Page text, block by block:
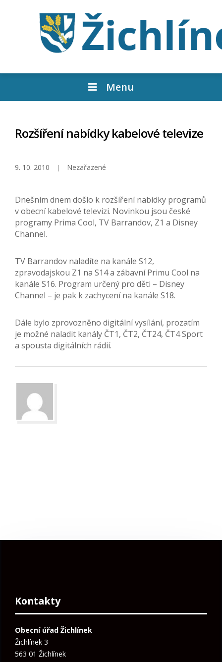
Menu
Rozšíření nabídky kabelové televize
9. 10. 2010 Nezařazené
Dnešním dnem došlo k rozšíření nabídky programů
v obecní kabelové televizi. Novinkou jsou české
programy Prima Cool, TV Barrandov, Z1 a Disney
Channel.
TV Barrandov naladíte na kanále S12,
zpravodajskou Z1 na S14 a zábavní Primu Cool na
kanále S16. Program určený pro děti – Disney
Channel – je pak k zachycení na kanále S18.
Dále bylo zprovozněno digitální vysílání, prozatím
je možné naladit kanály ČT1, ČT2, ČT24, ČT4 Sport
a spousta digitálních rádií.
Kontakty
Obecní úřad Žichlínek
Žichlínek 3
563 01 Žichlínek